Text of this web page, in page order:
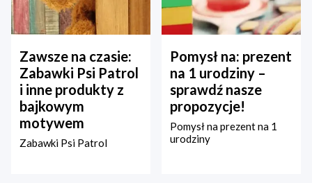
Zawsze na czasie:
Zabawki Psi Patrol
i inne produkty z
bajkowym
motywem
Zabawki Psi Patrol
Pomysł na: prezent
na 1 urodziny –
sprawdź nasze
propozycje!
Pomysł na prezent na 1
urodziny